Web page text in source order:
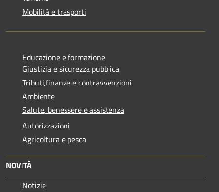
Mobilità e trasporti
Educazione e formazione
Giustizia e sicurezza pubblica
Tributi,finanze e contravvenzioni
Ambiente
Salute, benessere e assistenza
Autorizzazioni
Agricoltura e pesca
NOVITÀ
Notizie